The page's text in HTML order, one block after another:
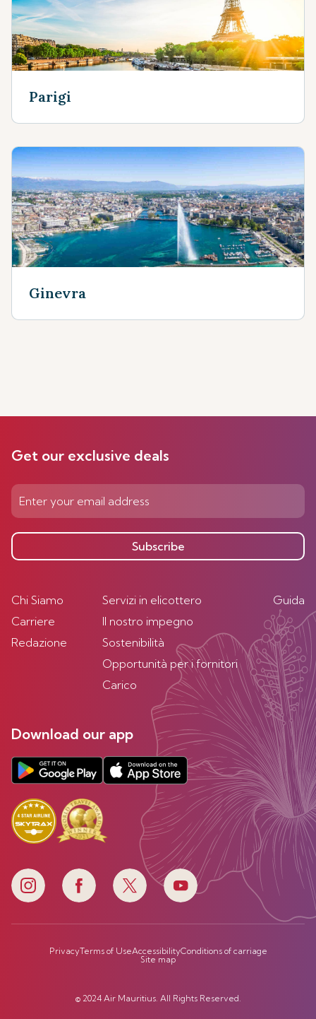
Parigi
Ginevra
Get our exclusive deals
Subscribe
Chi Siamo
Carriere
Redazione
Servizi in elicottero
Il nostro impegno
Sostenibilità
Opportunità per i fornitori
Carico
Guida
Download our app
PrivacyTerms of UseAccessibilityConditions of carriage
Site map
© 2024 Air Mauritius. All Rights Reserved.